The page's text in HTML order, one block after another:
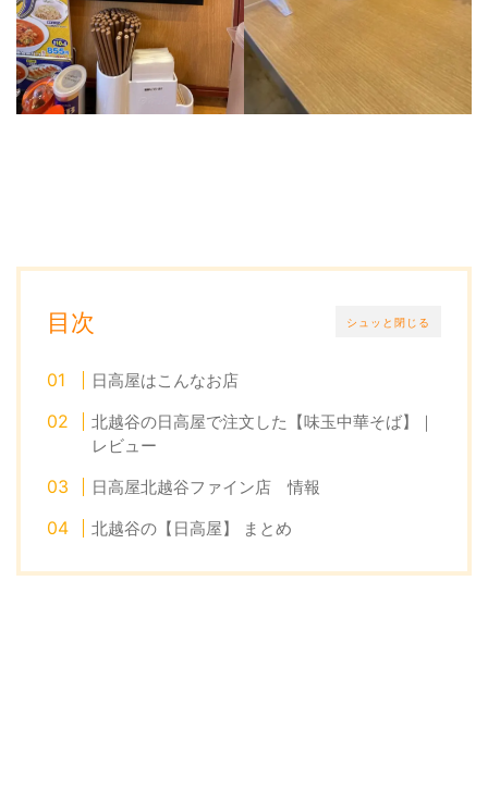
シュッと閉じる
目次
日高屋はこんなお店
北越谷の日高屋で注文した【味玉中華そば】｜
レビュー
日高屋北越谷ファイン店 情報
北越谷の【日高屋】 まとめ